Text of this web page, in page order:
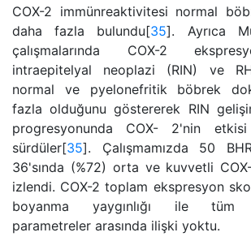
COX-2 immünreaktivitesi normal
daha fazla bulundu[35]. Ayrıca
çalışmalarında COX-2
intraepitelyal neoplazi (RIN) ve
normal ve pyelonefritik böbrek
fazla olduğunu göstererek RIN
progresyonunda COX- 2'nin
sürdüler[35]. Çalışmamızda 50
36'sında (%72) orta ve kuvvetli
izlendi. COX-2 toplam ekspresyon
boyanma yaygınlığı ile tüm
parametreler arasında ilişki yoktu.